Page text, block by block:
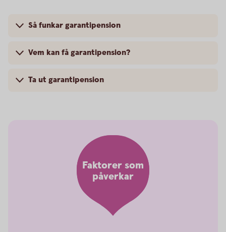
Så funkar garantipension
Vem kan få garantipension?
Ta ut garantipension
Faktorer som
påverkar